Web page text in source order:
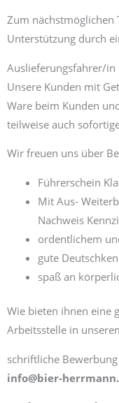
Zum
Unterstützung durch
Auslieferungsfahrer/in
Unsere Kunden mit
Ware beim Kunden
teilweise auch
Wir freuen uns über
Führerschein
Mit Aus-
Nachweis
ordentlichem
gute
spaß an
Wie bieten ihnen eine
Arbeitsstelle in
schriftliche
info@bier-